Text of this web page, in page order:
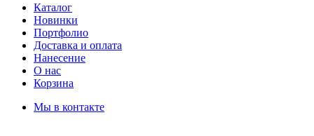
Каталог
Новинки
Портфолио
Доставка и оплата
Нанесение
О нас
Корзина
Мы в контакте